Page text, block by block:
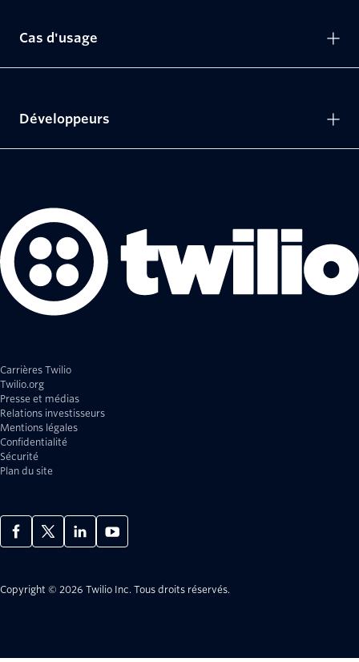
Carrières Twilio
Twilio.org
Presse et médias
Relations investisseurs
Mentions légales
Confidentialité
Sécurité
Plan du site
Copyright © 2026 Twilio Inc. Tous droits réservés.
Cas d'usage
Développeurs